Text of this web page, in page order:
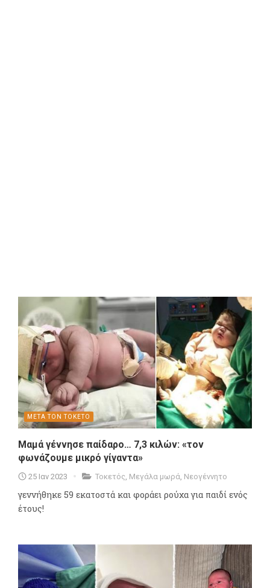
ΜΕΤΑ ΤΟΝ ΤΟΚΕΤΟ
Μαμά γέννησε παίδαρο… 7,3 κιλών: «τον
φωνάζουμε μικρό γίγαντα»
25 Ιαν 2023 Τοκετός, Μεγάλα μωρά, Νεογέννητο
γεννήθηκε 59 εκατοστά και φοράει ρούχα για παιδί ενός
έτους!